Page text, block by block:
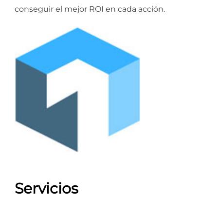
conseguir el mejor ROI en cada acción.
Servicios